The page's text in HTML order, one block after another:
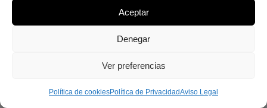
Aceptar
Denegar
Ver preferencias
Política de cookiesPolítica de PrivacidadAviso Legal